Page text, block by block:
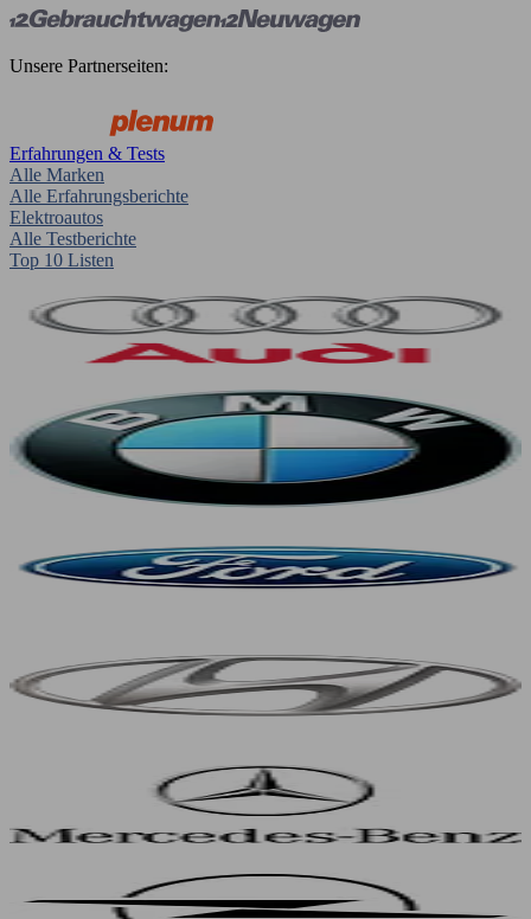
Unsere Partnerseiten:
Erfahrungen & Tests
Alle Marken
Alle Erfahrungsberichte
Elektroautos
Alle Testberichte
Top 10 Listen